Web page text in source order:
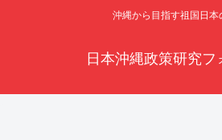
沖縄から目指す祖国日本
日本沖縄政策研究フ